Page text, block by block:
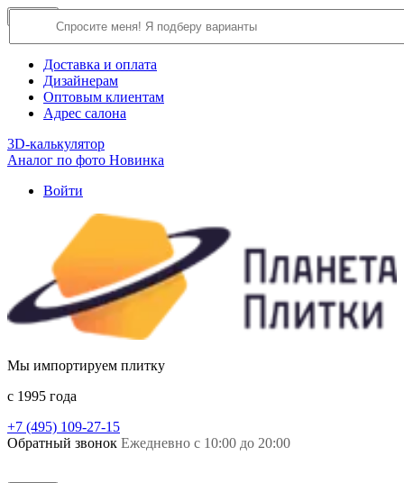
О компании
Доставка и оплата
Дизайнерам
Оптовым клиентам
Адрес салона
3D-калькулятор
Аналог по фото Новинка
Войти
Мы импортируем плитку
c 1995 года
+7 (495) 109-27-15
Обратный звонок Ежедневно с 10:00 до 20:00